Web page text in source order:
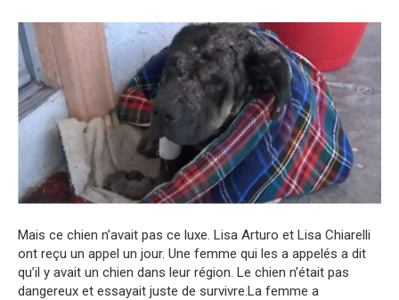
Mais ce chien n’avait pas ce luxe. Lisa Arturo et Lisa Chiarelli
ont reçu un appel un jour. Une femme qui les a appelés a dit
qu’il y avait un chien dans leur région. Le chien n’était pas
dangereux et essayait juste de survivre.La femme a